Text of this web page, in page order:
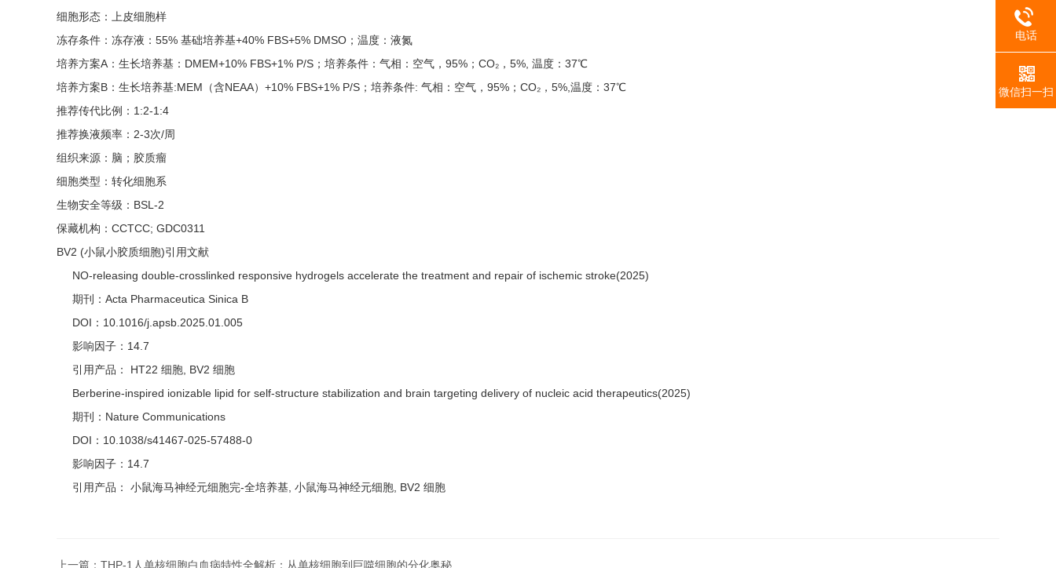
细胞形态：上皮细胞样
冻存条件：冻存液：55% 基础培养基+40% FBS+5% DMSO；温度：液氮
培养方案A：生长培养基：DMEM+10% FBS+1% P/S；培养条件：气相：空气，95%；CO₂，5%, 温度：37℃
培养方案B：生长培养基:MEM（含NEAA）+10% FBS+1% P/S；培养条件: 气相：空气，95%；CO₂，5%,温度：37℃
推荐传代比例：1:2-1:4
推荐换液频率：2-3次/周
组织来源：脑；胶质瘤
细胞类型：转化细胞系
生物安全等级：BSL-2
保藏机构：CCTCC; GDC0311
BV2 (小鼠小胶质细胞)引用文献
NO-releasing double-crosslinked responsive hydrogels accelerate the treatment and repair of ischemic stroke(2025)
期刊：Acta Pharmaceutica Sinica B
DOI：10.1016/j.apsb.2025.01.005
影响因子：14.7
引用产品： HT22 细胞, BV2 细胞
Berberine-inspired ionizable lipid for self-structure stabilization and brain targeting delivery of nucleic acid therapeutics(2025)
期刊：Nature Communications
DOI：10.1038/s41467-025-57488-0
影响因子：14.7
引用产品： 小鼠海马神经元细胞完-全培养基, 小鼠海马神经元细胞, BV2 细胞
上一篇： THP-1人单核细胞白血病特性全解析：从单核细胞到巨噬细胞的分化奥秘
电话
微信扫一扫